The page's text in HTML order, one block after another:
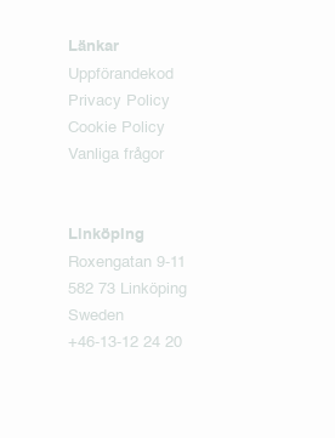
Länkar
Uppförandekod
Privacy Policy
Cookie Policy
Vanliga frågor
Linköping
Roxengatan 9-11
582 73 Linköping
Sweden
+46-13-12 24 20